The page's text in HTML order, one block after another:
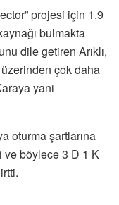
projesi için 1.9
bulmakta
dile getiren Arıklı,
üzerinden çok daha
yani
oturma şartlarına
ve böylece 3 D 1 K